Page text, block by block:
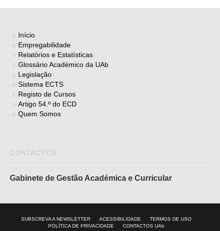
Início
Empregabilidade
Relatórios e Estatísticas
Glossário Académico da UAb
Legislação
Sistema ECTS
Registo de Cursos
Artigo 54.º do ECD
Quem Somos
CONTACTOS:
Gabinete de Gestão Académica e Curricular
SUBSCREVA A NEWSLETTER ACESSIBILIDADE
TERMOS DE USO
POLÍTICA DE PRIVACIDADE
CONTACTOS UAb